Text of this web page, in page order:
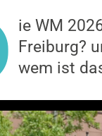
ie WM
Freiburg?
wem ist